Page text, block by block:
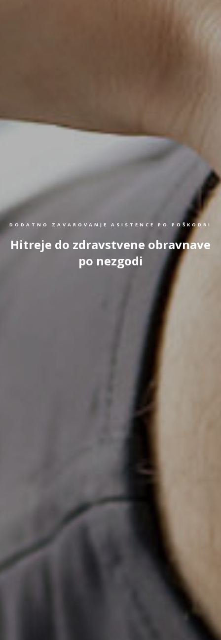
DODATNO ZAVAROVANJE ASISTENCE PO POŠKODBI
Hitreje do zdravstvene obravnave
po nezgodi